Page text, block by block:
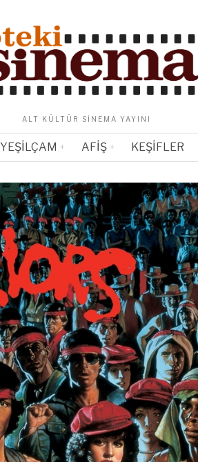
ALT KÜLTÜR SINEMA YAYINI
YEŞILÇAM AFIŞ KEŞIFLER